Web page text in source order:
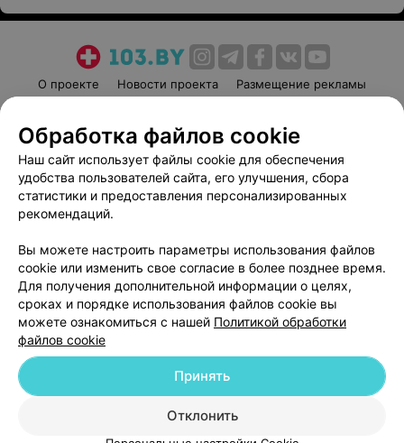
О проекте Новости проекта
Размещение рекламы
Пользовательское соглашение
Способы оплаты
Вакансии
Партнеры
Написать руководителю 103.by
Обработка персональных данных
© 2026 ООО «Артокс Лаб», УНП 191700409
| 220012, Республика Беларусь,
Служба поддержки +375 291212755
Обработка файлов cookie
Наш сайт использует файлы cookie для обеспечения
удобства пользователей сайта, его улучшения, сбора
статистики и предоставления персонализированных
рекомендаций.
Вы можете настроить параметры использования файлов
cookie или изменить свое согласие в более позднее время.
Для получения дополнительной информации о целях,
сроках и порядке использования файлов cookie вы
можете ознакомиться с нашей Политикой обработки
файлов cookie
Отклонить
Принять